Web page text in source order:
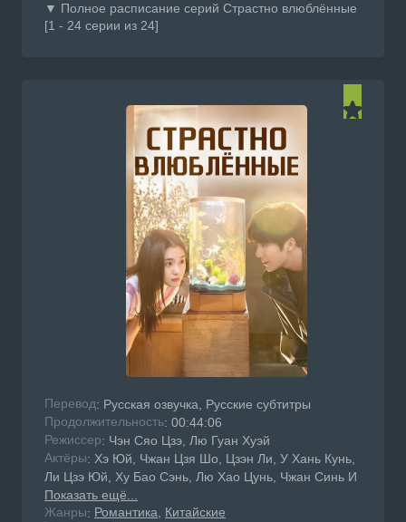
▼ Полное расписание серий Страстно влюблённые
[1 - 24 серии из 24]
Перевод: Русская озвучка, Русские субтитры
Продолжительность: 00:44:06
Режисcер: Чэн Сяо Цзэ, Лю Гуан Хуэй
Актёры: Хэ Юй, Чжан Цзя Шо, Цзэн Ли, У Хань Кунь,
Ли Цзэ Юй, Ху Бао Сэнь, Лю Хао Цунь, Чжан Синь И
Показать ещё...
Жанры: Романтика Китайские